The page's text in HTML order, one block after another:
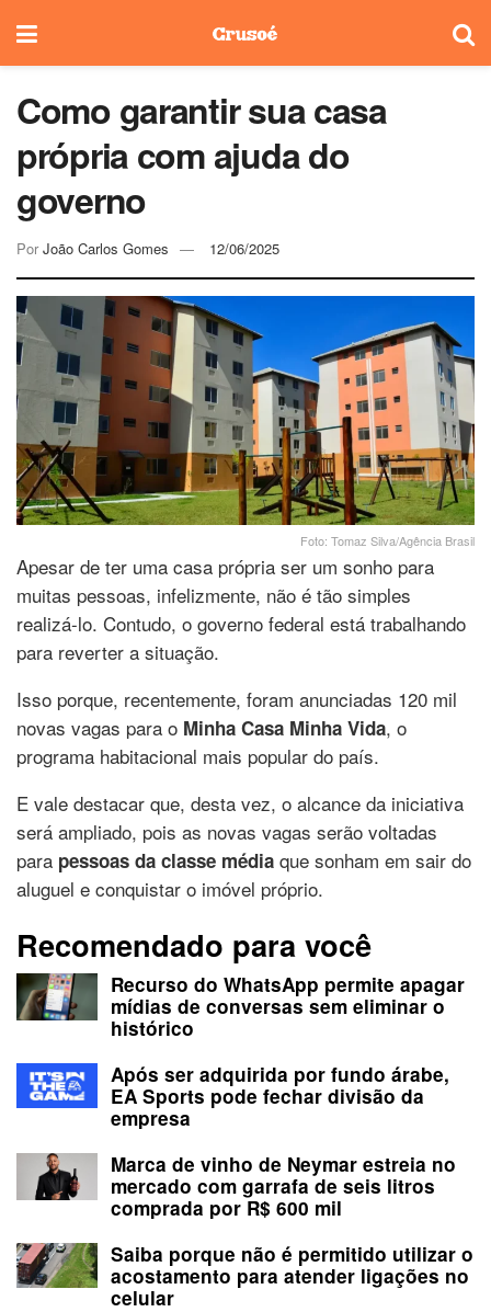
Como garantir sua casa
própria com ajuda do
governo
Por João Carlos Gomes 12/06/2025
Foto: Tomaz Silva/Agência Brasil
Apesar de ter uma casa própria ser um sonho para
muitas pessoas, infelizmente, não é tão simples
realizá-lo. Contudo, o governo federal está trabalhando
para reverter a situação.
Isso porque, recentemente, foram anunciadas 120 mil
novas vagas para o Minha Casa Minha Vida, o
programa habitacional mais popular do país.
E vale destacar que, desta vez, o alcance da iniciativa
será ampliado, pois as novas vagas serão voltadas
para pessoas da classe média que sonham em sair do
aluguel e conquistar o imóvel próprio.
Recomendado para você
Recurso do WhatsApp permite apagar
mídias de conversas sem eliminar o
histórico
Após ser adquirida por fundo árabe,
EA Sports pode fechar divisão da
empresa
Marca de vinho de Neymar estreia no
mercado com garrafa de seis litros
comprada por R$ 600 mil
Saiba porque não é permitido utilizar o
acostamento para atender ligações no
celular